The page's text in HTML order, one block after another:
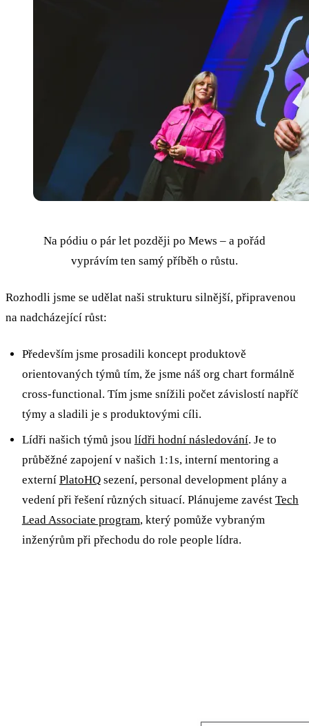
Na pódiu o pár let později po Mews – a pořád
vyprávím ten samý příběh o růstu.
Rozhodli jsme se udělat naši strukturu silnější, připravenou
na nadcházející růst:
Především jsme prosadili koncept produktově
orientovaných týmů tím, že jsme náš org chart formálně
cross-functional. Tím jsme snížili počet závislostí napříč
týmy a sladili je s produktovými cíli.
Lídři našich týmů jsou lídři hodní následování. Je to
průběžné zapojení v našich 1:1s, interní mentoring a
externí PlatoHQsezení, personal development plány a
vedení při řešení různých situací. Plánujeme zavést Tech
Lead Associate program, který pomůže vybraným
inženýrům při přechodu do role people lídra.